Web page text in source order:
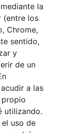
la
(entre los
Chrome,
sentido,
y
de un
a las
utilizando.
uso de